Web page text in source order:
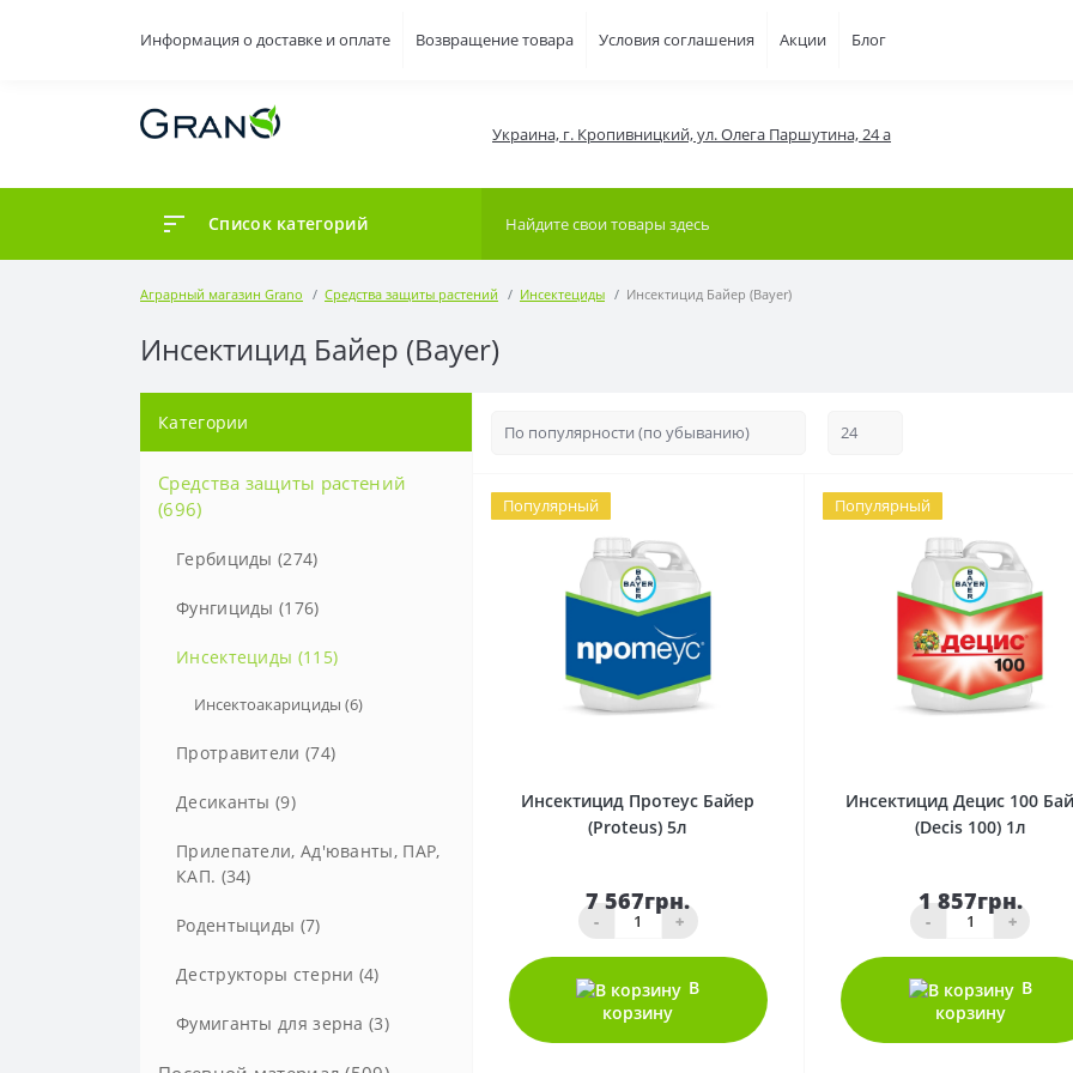
Информация о доставке и оплате Возвращение товара Условия соглашения Акции Блог
Украина, г. Кропивницкий, ул. Олега Паршутина, 24 а
Список категорий
Аграрный магазин Grano Средства защиты растений Инсектециды Инсектицид Байер (Bayer)
Инсектицид Байер (Bayer)
Категории
Средства защиты растений
(696)
Гербициды (274)
Гербициды сплошного действия
Фунгициды (176)
Фунгициды для винограда (16)
Инсектециды (115)
Инсектоакарициды (6)
Протравители (74)
Десиканты (9)
Прилепатели, Ад'юванты, ПАР,
КАП. (34)
Родентыциды (7)
Деструкторы стерни (4)
Фумиганты для зерна (3)
Популярный
Инсектицид Протеус Байер
(Рroteus) 5л
7 567грн.
- +
В
корзину
Популярный
Инсектицид Децис 100
(Decis 100) 1л
1 857грн.
- +
В
корзину